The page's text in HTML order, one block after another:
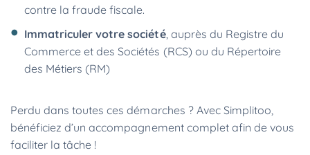
contre la fraude fiscale.
Immatriculer votre société, auprès du Registre du
Commerce et des Sociétés (RCS) ou du Répertoire
des Métiers (RM)
Perdu dans toutes ces démarches ? Avec Simplitoo,
bénéficiez d’un accompagnement complet afin de vous
faciliter la tâche !